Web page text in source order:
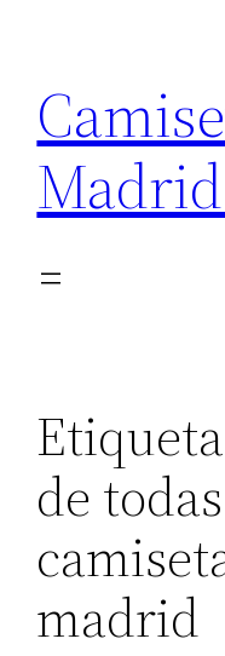
contenido
de
madrid